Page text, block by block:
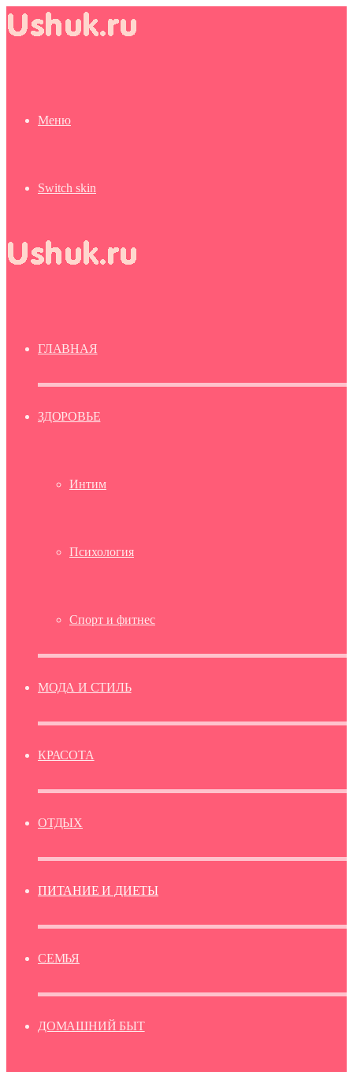
Меню
Switch skin
ГЛАВНАЯ
ЗДОРОВЬЕ
Интим
Психология
Спорт и фитнес
МОДА И СТИЛЬ
КРАСОТА
ОТДЫХ
ПИТАНИЕ И ДИЕТЫ
СЕМЬЯ
ДОМАШНИЙ БЫТ